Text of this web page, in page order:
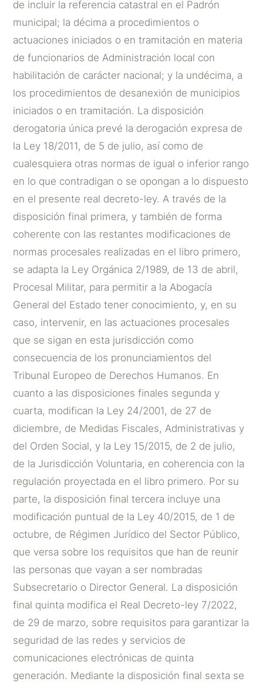
de incluir la referencia catastral en el Padrón
municipal; la décima a procedimientos o
actuaciones iniciados o en tramitación en materia
de funcionarios de Administración local con
habilitación de carácter nacional; y la undécima, a
los procedimientos de desanexión de municipios
iniciados o en tramitación. La disposición
derogatoria única prevé la derogación expresa de
la Ley 18/2011, de 5 de julio, así como de
cualesquiera otras normas de igual o inferior rango
en lo que contradigan o se opongan a lo dispuesto
en el presente real decreto-ley. A través de la
disposición final primera, y también de forma
coherente con las restantes modificaciones de
normas procesales realizadas en el libro primero,
se adapta la Ley Orgánica 2/1989, de 13 de abril,
Procesal Militar, para permitir a la Abogacía
General del Estado tener conocimiento, y, en su
caso, intervenir, en las actuaciones procesales
que se sigan en esta jurisdicción como
consecuencia de los pronunciamientos del
Tribunal Europeo de Derechos Humanos. En
cuanto a las disposiciones finales segunda y
cuarta, modifican la Ley 24/2001, de 27 de
diciembre, de Medidas Fiscales, Administrativas y
del Orden Social, y la Ley 15/2015, de 2 de julio,
de la Jurisdicción Voluntaria, en coherencia con la
regulación proyectada en el libro primero. Por su
parte, la disposición final tercera incluye una
modificación puntual de la Ley 40/2015, de 1 de
octubre, de Régimen Jurídico del Sector Público,
que versa sobre los requisitos que han de reunir
las personas que vayan a ser nombradas
Subsecretario o Director General. La disposición
final quinta modifica el Real Decreto-ley 7/2022,
de 29 de marzo, sobre requisitos para garantizar la
seguridad de las redes y servicios de
comunicaciones electrónicas de quinta
generación. Mediante la disposición final sexta se